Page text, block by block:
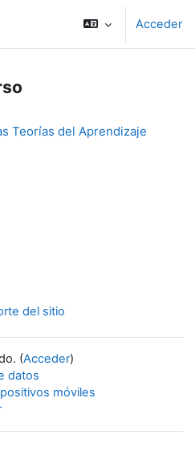
Acceder
Teorías del Aprendizaje
del sitio
(Acceder)
datos
móviles